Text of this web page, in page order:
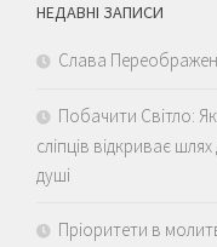
НЕДАВНІ ЗАПИСИ
Слава
Побачити Світло:
сліпців відкриває
душі
Пріоритети в